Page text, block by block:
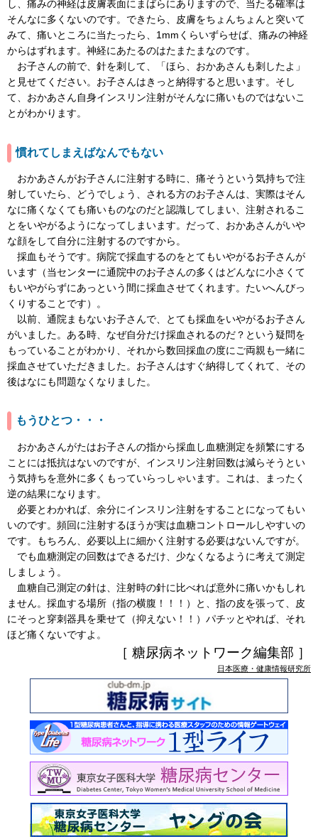
し、痛みの神経は皮膚表面にまばらにありますので、当たる確率は
そんなに多くないのです。できたら、皮膚をちょんちょんと突いて
みて、痛いところに当たったら、1mmくらいずらせば、痛みの神経
からはずれます。神経にあたるのはたまたまなのです。
お子さんの前で、針を刺して、「ほら、おかあさんも刺したよ」
と見せてください。お子さんはきっと納得すると思います。そし
て、おかあさん自身インスリン注射がそんなに痛いものではないこ
とがわかります。
慣れてしまえばなんでもない
おかあさんがお子さんに注射する時に、痛そうという気持ちで注
射していたら、どうでしょう、される方のお子さんは、実際はそん
なに痛くなくても痛いものなのだと認識してしまい、注射されるこ
とをいやがるようになってしまいます。だって、おかあさんがいや
な顔をして自分に注射するのですから。
採血もそうです。病院で採血するのをとてもいやがるお子さんが
います（当センターに通院中のお子さんの多くはどんなに小さくて
もいやがらずにあっという間に採血させてくれます。たいへんびっ
くりすることです）。
以前、通院まもないお子さんで、とても採血をいやがるお子さん
がいました。ある時、なぜ自分だけ採血されるのだ？という疑問を
もっていることがわかり、それから数回採血の度にご両親も一緒に
採血させていただきました。お子さんはすぐ納得してくれて、その
後はなにも問題なくなりました。
もうひとつ・・・
おかあさんがたはお子さんの指から採血し血糖測定を頻繁にする
ことには抵抗はないのですが、インスリン注射回数は減らそうとい
う気持ちを意外に多くもっていらっしゃいます。これは、まったく
逆の結果になります。
必要とわかれば、余分にインスリン注射をすることになってもい
いのです。頻回に注射するほうが実は血糖コントロールしやすいの
です。もちろん、必要以上に細かく注射する必要はないんですが。
でも血糖測定の回数はできるだけ、少なくなるように考えて測定
しましょう。
血糖自己測定の針は、注射時の針に比べれば意外に痛いかもしれ
ません。採血する場所（指の横腹！！！）と、指の皮を張って、皮
にそっと穿刺器具を乗せて（抑えない！！）パチッとやれば、それ
ほど痛くないですよ。
［ 糖尿病ネットワーク編集部 ］
日本医療・健康情報研究所